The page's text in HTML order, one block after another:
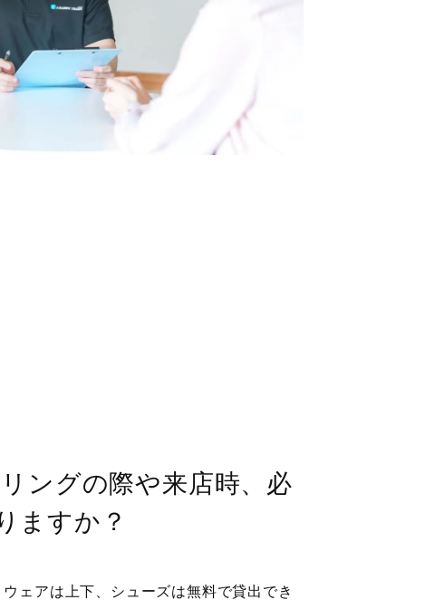
ングの際や来店時、必
ますか？
ェアは上下、シューズは無料で貸出でき